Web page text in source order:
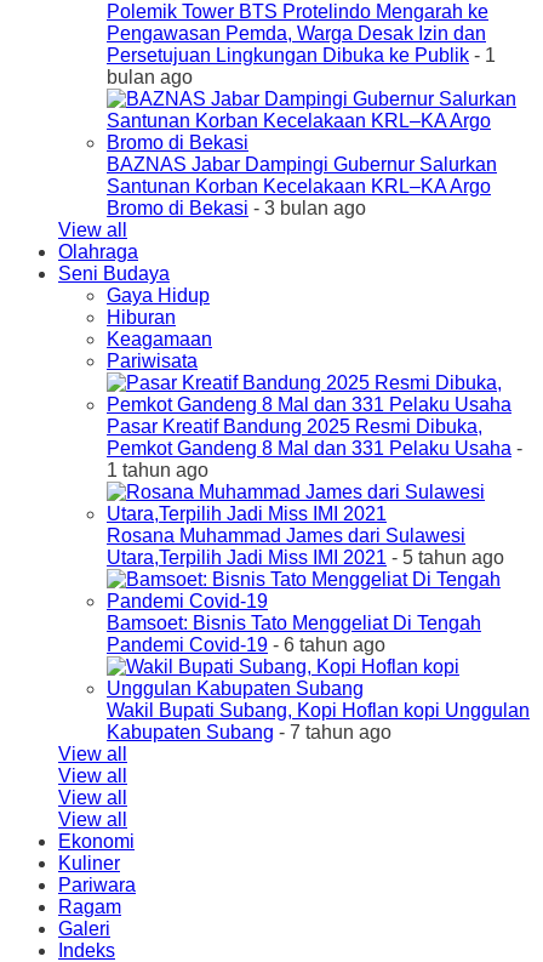
Polemik Tower BTS Protelindo Mengarah ke
Pengawasan Pemda, Warga Desak Izin dan
Persetujuan Lingkungan Dibuka ke Publik - 1
bulan ago
BAZNAS Jabar Dampingi Gubernur Salurkan
Santunan Korban Kecelakaan KRL–KA Argo
Bromo di Bekasi - 3 bulan ago
View all
Olahraga
Seni Budaya
Gaya Hidup
Hiburan
Keagamaan
Pariwisata
Pasar Kreatif Bandung 2025 Resmi Dibuka,
Pemkot Gandeng 8 Mal dan 331 Pelaku Usaha -
1 tahun ago
Rosana Muhammad James dari Sulawesi
Utara,Terpilih Jadi Miss IMI 2021 - 5 tahun ago
Bamsoet: Bisnis Tato Menggeliat Di Tengah
Pandemi Covid-19 - 6 tahun ago
Wakil Bupati Subang, Kopi Hoflan kopi Unggulan
Kabupaten Subang - 7 tahun ago
View all
View all
View all
View all
Ekonomi
Kuliner
Pariwara
Ragam
Galeri
Indeks